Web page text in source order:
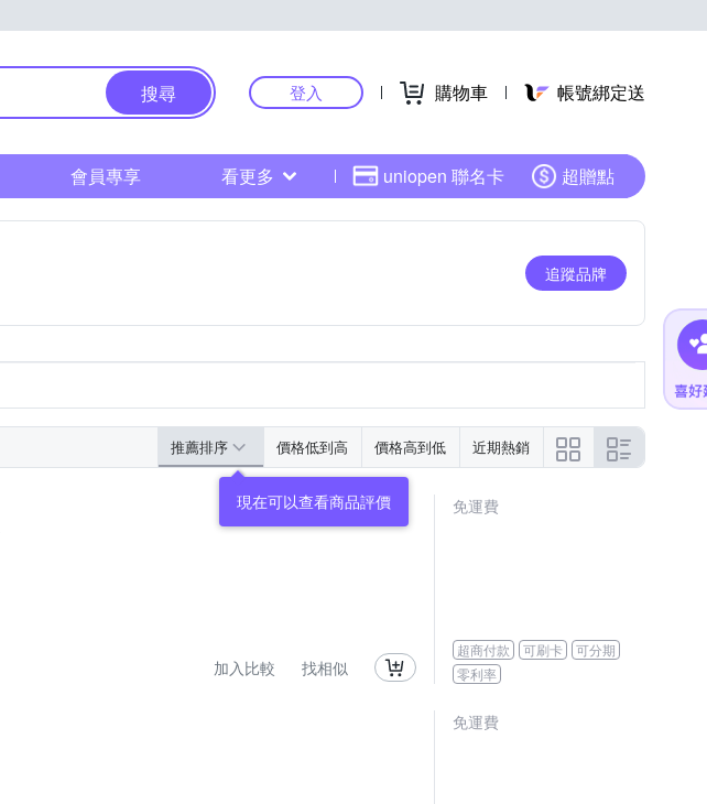
搜尋 登入 購物車 帳號綁定送
會員專享 看更多 uniopen 聯名卡 超贈點
追蹤品牌
推薦排序 價格低到高 價格高到低 近期熱銷
現在可以查看商品評價
加入比較 找相似
免運費
超商付款 可刷卡
可分期
零利率
免運費